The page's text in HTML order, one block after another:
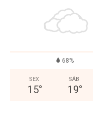
68%
SEX
15°
SÁB
19°